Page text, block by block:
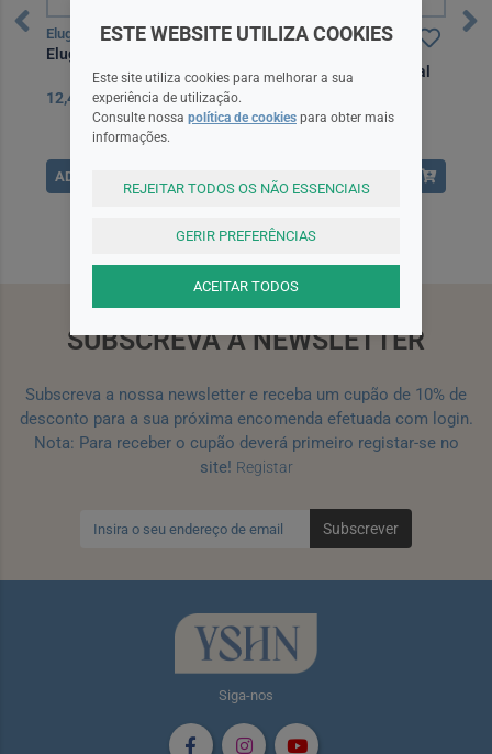
Elugel
Elugel Gel Oral 40 ml
12,49EUR
ADICIONAR
Curaprox
Focus Gel Periodontal
SUBSCREVA A NEWSLETTER
Subscreva a nossa newsletter e receba um cupão de 10% de
desconto para a sua próxima encomenda efetuada com login.
Nota: Para receber o cupão deverá primeiro registar-se no
site! Registar
Subscrever
Siga-nos
ESTE WEBSITE UTILIZA COOKIES
Este site utiliza cookies para melhorar a sua
experiência de utilização.
Consulte nossa política de cookies para obter mais
informações.
REJEITAR TODOS OS NÃO ESSENCIAIS
GERIR PREFERÊNCIAS
ACEITAR TODOS